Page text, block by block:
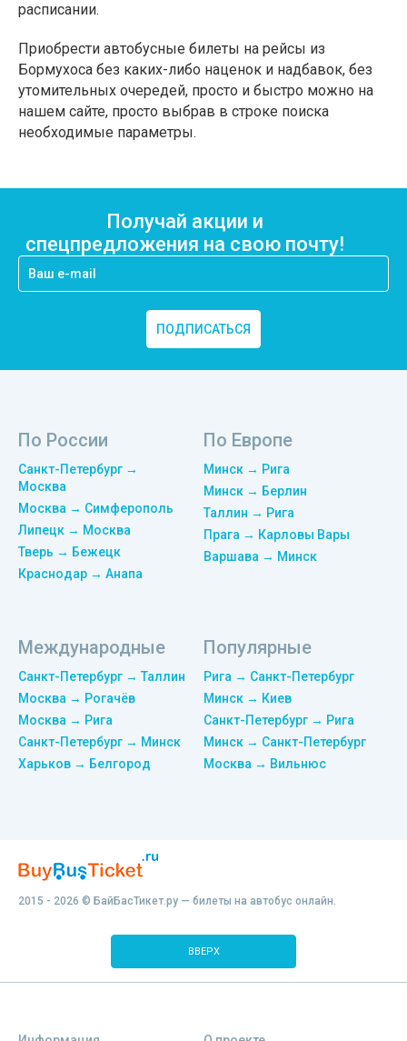
расписании.
Приобрести автобусные билеты на рейсы из
Бормухоса без каких-либо наценок и надбавок, без
утомительных очередей, просто и быстро можно на
нашем сайте, просто выбрав в строке поиска
необходимые параметры.
Получай акции и
спецпредложения на свою почту!
ПОДПИСАТЬСЯ
По России
Санкт-Петербург →
Москва
Москва → Симферополь
Липецк → Москва
Тверь → Бежецк
Краснодар → Анапа
По Европе
Минск → Рига
Минск → Берлин
Таллин → Рига
Прага → Карловы Вары
Варшава → Минск
Международные
Санкт-Петербург → Таллин
Москва → Рогачёв
Москва → Рига
Санкт-Петербург → Минск
Харьков → Белгород
Популярные
Рига → Санкт-Петербург
Минск → Киев
Санкт-Петербург → Рига
Минск → Санкт-Петербург
Москва → Вильнюс
2015 - 2026 © БайБасТикет.ру — билеты на автобус онлайн.
ВВЕРХ